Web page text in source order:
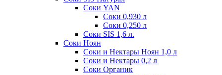
Соки YAN
Соки 0,930 л
Соки 0,250 л
Соки SIS 1,6 л.
Соки Ноян
Соки и Нектары Ноян 1,0 л
Соки и Нектары 0,2 л
Соки Органик